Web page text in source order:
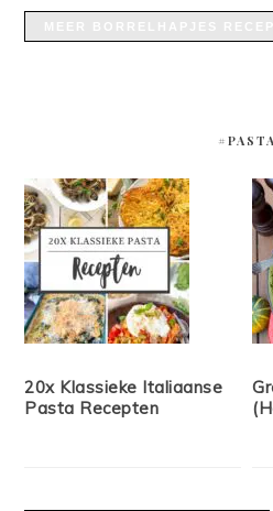
#PASTA
20x Klassieke Italiaanse
Pasta Recepten